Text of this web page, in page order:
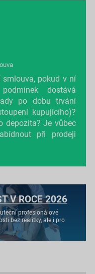
smlouva, pokud v ní
dostává
po dobu trvání
kupujícího)?
depozita? Je vůbec
při prodeji
V ROCE 2026
profesionálové
bez realitky, ale i pro